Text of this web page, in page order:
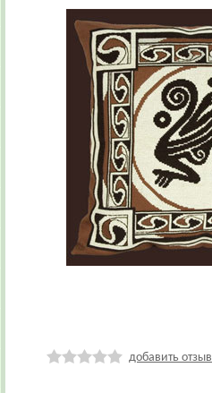
добавить отзыв